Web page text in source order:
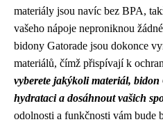
materiály jsou navíc bez BPA,
vašeho nápoje neproniknou
bidony Gatorade jsou dokonce
materiálů, čímž přispívají k
vyberete jakýkoli materiál, bidon
hydrataci a dosáhnout vašich
odolnosti a funkčnosti vám bude